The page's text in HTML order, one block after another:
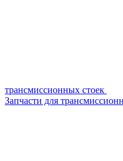
трансмиссионных стоек
Запчасти для